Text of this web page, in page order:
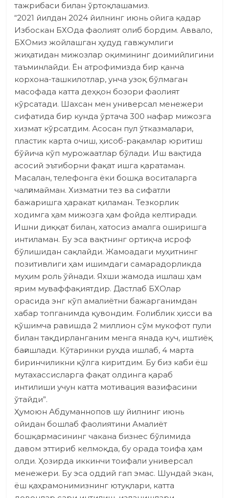
тажрибаси билан ўртоқлашамиз.
“2021 йилдан 2024 йилнинг июнь ойига қадар
Избоскан БХОда фаолият олиб бордим. Аввало,
БХОмиз жойлашган ҳудуд гавжумлиги
жиҳатидан мижозлар оқимининг доимийлигини
таъминлайди. Ён атрофимизда бир қанча
корхона-ташкилотлар, унча узоқ бўлмаган
масофада катта деҳқон бозори фаолият
кўрсатади. Шахсан мен универсал менежери
сифатида бир кунда ўртача 300 нафар мижозга
хизмат кўрсатдим. Асосан пул ўтказмалари,
пластик карта очиш, ҳисоб-рақамлар юритиш
бўйича кўп мурожаатлар бўлади. Иш вақтида
асосий эътиборни фақат ишга қаратаман.
Масалан, телефонга ёки бошқа воситаларга
чалғимайман. Хизматни тез ва сифатли
бажаришга ҳаракат қиламан. Тезкорлик
ходимга ҳам мижозга ҳам фойда келтиради.
Ишни диққат билан, хатосиз амалга оширишга
интиламан. Бу эса вақтнинг ортиқча исроф
бўлишидан сақлайди. Жамоадаги муҳитнинг
позитивлиги ҳам ишимдаги самарадорликда
муҳим роль ўйнади. Яхши жамода ишлаш ҳам
ярим муваффақиятдир. Дастлаб БХОлар
орасида энг кўп амалиётни бажарганимдан
хабар топганимда қувондим. Ғолиблик ҳисси ва
қўшимча равишда 2 миллион сўм мукофот пули
билан тақдирланганим менга янада куч, иштиёқ
бағишлади. Кўтаринки руҳда ишлаб, 4 марта
биринчиликни қўлга киритдим. Бу биз каби ёш
мутахассисларга фақат олдинга қараб
интилиши учун катта мотивация вазифасини
ўтайди”.
Ҳумоюн Абдуманнопов шу йилнинг июнь
ойидан бошлаб фаолия­тини Амалиёт
бошқармасининг чакана бизнес бўлимида
давом эттириб келмоқда, бу орада тоифа ҳам
олди. Ҳозирда иккинчи тоифали универсал
менежери. Бу эса оддий гап эмас. Шундай экан,
ёш қаҳрамонимизнинг ютуқлари, катта